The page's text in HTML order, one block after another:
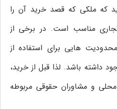
که ملکی که قصد خرید آن را
تجاری مناسب است. در برخی از
‌هایی برای استفاده از
داشته باشد. لذا قبل از خرید،
و مشاوران حقوقی مربوطه